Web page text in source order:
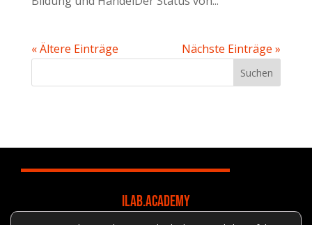
« Ältere Einträge Nächste Einträge »
Suchen
ILAB.ACADEMY